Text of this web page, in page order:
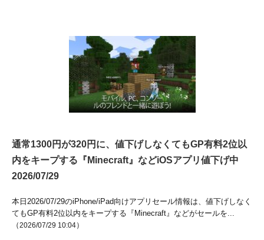
通常1300円が320円に、値下げしなくてもGP有料2位以
内をキープする『Minecraft』などiOSアプリ値下げ中
2026/07/29
本日2026/07/29のiPhone/iPad向けアプリセール情報は、値下げしなく
てもGP有料2位以内をキープする『Minecraft』などがセールを...
（2026/07/29 10:04）